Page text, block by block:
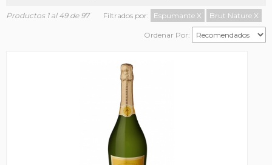
Productos 1 al 49 de 97 Filtrados por: Espumante X Brut Nature X
Ordenar Por: